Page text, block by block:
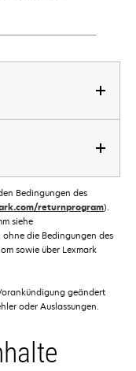
Bedingungen des
returnprogram).
siehe
ohne die Bedingungen des
sowie über Lexmark
geändert
oder Auslassungen.